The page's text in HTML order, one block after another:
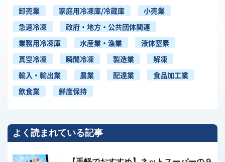
卸売業
家庭用冷凍庫/冷蔵庫
小売業
急速冷凍
政府・地方・公共団体関連
業務用冷凍庫
水産業・漁業
液体窒素
真空冷凍
瞬間冷凍 製造業
解凍
輸入・輸出業
農業 配達業
食品加工業
飲食業
鮮度保持
よく読まれている記事